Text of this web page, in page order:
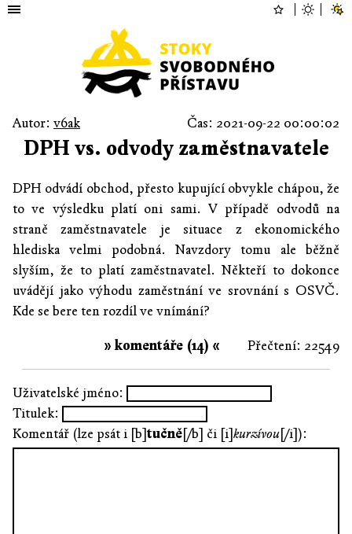
Autor: v6ak Čas: 2021-09-22 00:00:02
DPH vs. odvody zaměstnavatele
DPH odvádí obchod, přesto kupující obvykle chápou, že
to ve výsledku platí oni sami. V případě odvodů na
straně zaměstnavatele je situace z ekonomického
hlediska velmi podobná. Navzdory tomu ale běžně
slyším, že to platí zaměstnavatel. Někteří to dokonce
uvádějí jako výhodu zaměstnání ve srovnání s OSVČ.
Kde se bere ten rozdíl ve vnímání?
Přečtení: 22549
» komentáře (14) «
Uživatelské jméno:
Titulek:
Komentář (lze psát i [b]tučně[/b] či [i]kurzívou[/i]):